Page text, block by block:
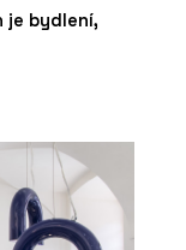
je bydlení,